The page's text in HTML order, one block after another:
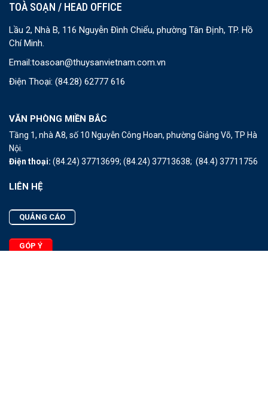
TOÀ SOẠN / HEAD OFFICE
Lầu 2, Nhà B, 116 Nguyễn Đình Chiểu, phường Tân Định, TP. Hồ
Chí Minh.
Email:toasoan@thuysanvietnam.com.vn
Điện Thoại: (84.28) 62777 616
VĂN PHÒNG MIỀN BẮC
Tầng 1, nhà A8, số 10 Nguyễn Công Hoan, phường Giảng Võ, TP Hà
Nội.
Điện thoại: (84.24) 37713699; (84.24) 37713638; (84.4) 37711756
LIÊN HỆ
QUẢNG CÁO
GÓP Ý